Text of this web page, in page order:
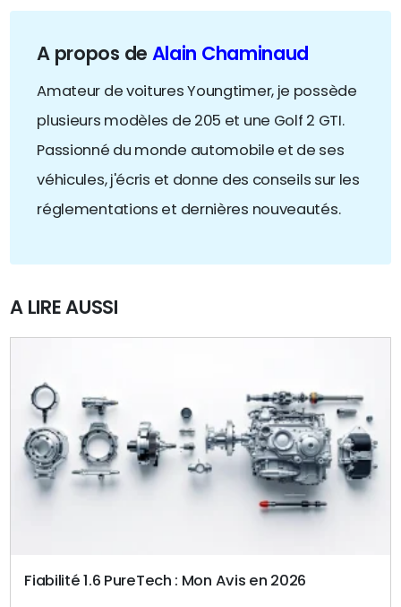
A propos de Alain Chaminaud
Amateur de voitures Youngtimer, je possède
plusieurs modèles de 205 et une Golf 2 GTI.
Passionné du monde automobile et de ses
véhicules, j'écris et donne des conseils sur les
réglementations et dernières nouveautés.
A LIRE AUSSI
Fiabilité 1.6 PureTech : Mon Avis en 2026